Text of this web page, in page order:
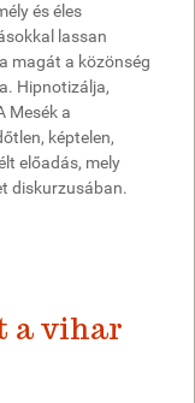
és éles
lassan
magát a közönség
Hipnotizálja,
Mesék a
képtelen,
előadás, mely
diskurzusában.
a vihar